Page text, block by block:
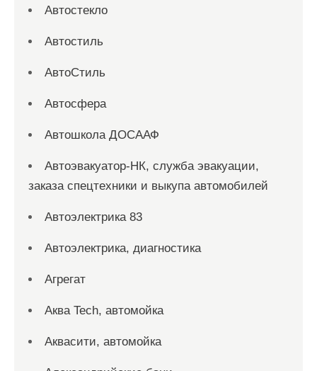
Автостекло
Автостиль
АвтоСтиль
Автосфера
Автошкола ДОСААФ
Автоэвакуатор-НК, служба эвакуации,
заказа спецтехники и выкупа автомобилей
Автоэлектрика 83
Автоэлектрика, диагностика
Агрегат
Аква Tech, автомойка
Аквасити, автомойка